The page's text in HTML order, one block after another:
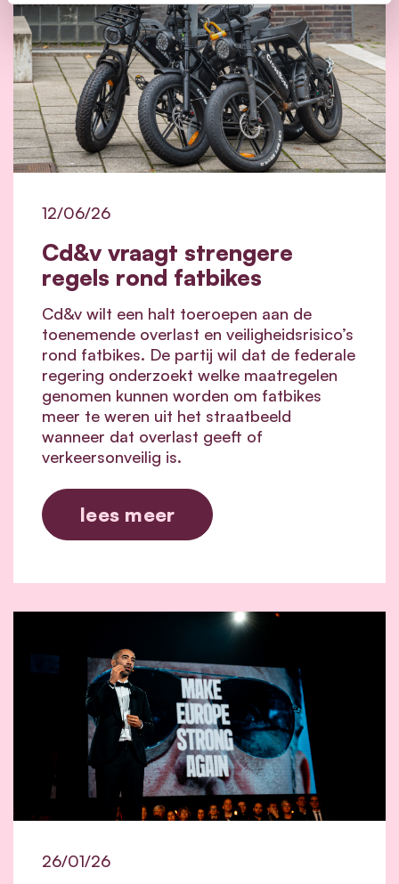
Cd&v vraagt strengere
regels rond fatbikes
12/06/26
Cd&v wilt een halt toeroepen aan de
toenemende overlast en veiligheidsrisico’s
rond fatbikes. De partij wil dat de federale
regering onderzoekt welke maatregelen
genomen kunnen worden om fatbikes
meer te weren uit het straatbeeld
wanneer dat overlast geeft of
verkeersonveilig is.
lees meer
26/01/26